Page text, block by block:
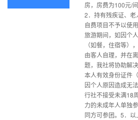
房，房费为100元/
2．持有残疾证、
自费项目不予以使
旅游期间，如因个
（如餐，住宿等）
由客人自理，并在
题，我社将协助解
本人有效身份证件
因个人原因造成无
行社不接受未满18
力的未成年人单独
同方可参团。5．